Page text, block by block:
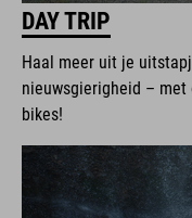
DAY TRIP
Haal meer uit je
nieuwsgierigheid –
bikes!